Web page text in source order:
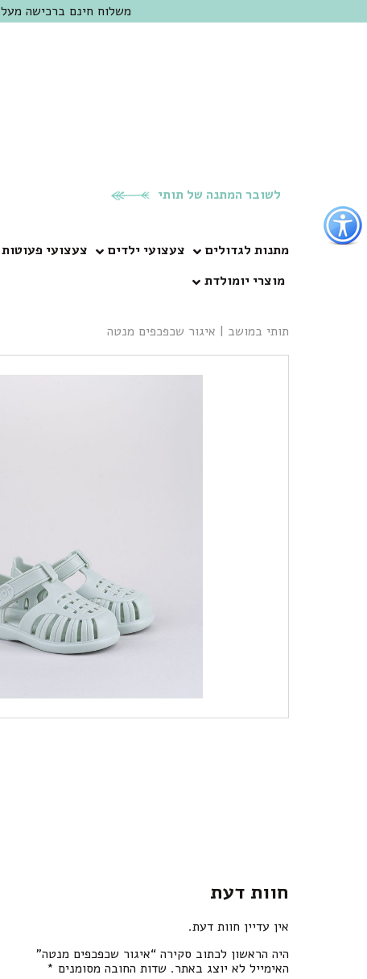
כפתור
לפתיחת
תפריט
נגישות
משלוח חינם ברכישה מעל 300 ש"ח | אופציה למשלוח מהיום להיום באזור המרכז | מוזמנים לבקר בחנות בכפר שמריהו
לשובר המתנה של תותי
מתנות לגדולים צעצועי ילדים צעצועי פעוטות
מוצרי יומולדת
תותי במושב | איגור שכפכפים מנטה
חוות דעת
אין עדיין חוות דעת.
היה הראשון לכתוב סקירה “איגור שכפכפים מנטה”
האימייל לא יוצג באתר. שדות החובה מסומנים *